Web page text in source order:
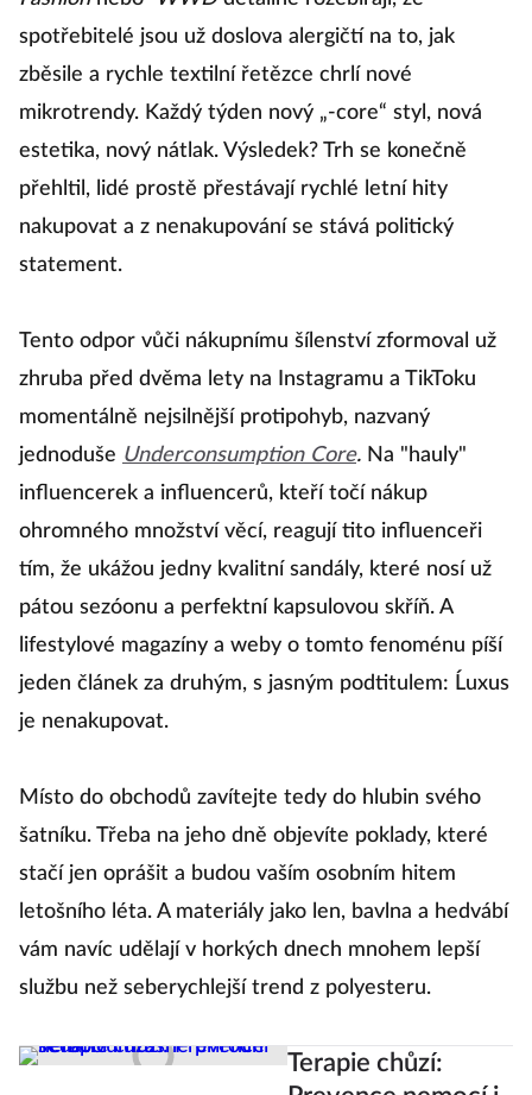
spotřebitelé jsou už doslova alergičtí na to, jak
zběsile a rychle textilní řetězce chrlí nové
mikrotrendy. Každý týden nový „-core“ styl, nová
estetika, nový nátlak. Výsledek? Trh se konečně
přehltil, lidé prostě přestávají rychlé letní hity
nakupovat a z nenakupování se stává politický
statement.
Tento odpor vůči nákupnímu šílenství zformoval už
zhruba před dvěma lety na Instagramu a TikToku
momentálně nejsilnější protipohyb, nazvaný
jednoduše Underconsumption Core. Na "hauly"
influencerek a influencerů, kteří točí nákup
ohromného množství věcí, reagují tito influenceři
tím, že ukážou jedny kvalitní sandály, které nosí už
pátou sezóonu a perfektní kapsulovou skříň. A
lifestylové magazíny a weby o tomto fenoménu píší
jeden článek za druhým, s jasným podtitulem: Ĺuxus
je nenakupovat.
Místo do obchodů zavítejte tedy do hlubin svého
šatníku. Třeba na jeho dně objevíte poklady, které
stačí jen oprášit a budou vaším osobním hitem
letošního léta. A materiály jako len, bavlna a hedvábí
vám navíc udělají v horkých dnech mnohem lepší
službu než seberychlejší trend z polyesteru.
Terapie chůzí: